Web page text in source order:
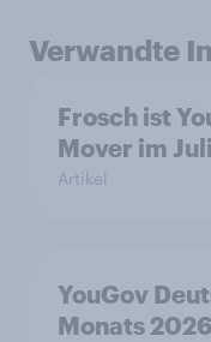
Verwandte
Frosch ist
Mover im
Artikel
YouGov
Monats 2026